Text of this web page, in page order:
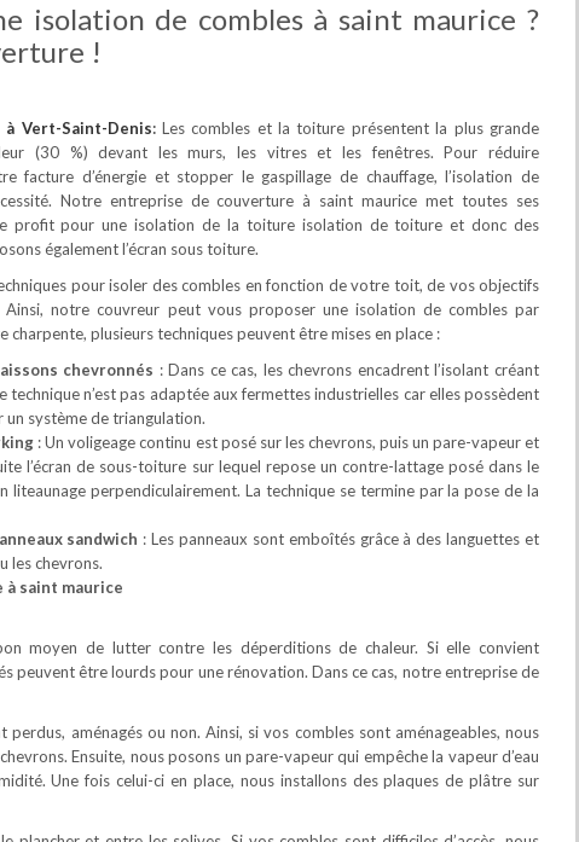
isolation de combles à saint maurice ?
!
à Vert-Saint-Denis:Les combles et la toiture présentent la plus grande
(30 %) devant les murs, les vitres et les fenêtres. Pour réduire
facture d’énergie et stopper le gaspillage de chauffage, l’isolation de
Notre entreprise de couverture à saint maurice met toutes ses
profit pour une isolation de la toiture isolation de toiture et donc des
également l’écran sous toiture.
pour isoler des combles en fonction de votre toit, de vos objectifs
notre couvreur peut vous proposer une isolation de combles par
charpente, plusieurs techniques peuvent être mises en place :
chevronnés : Dans ce cas, les chevrons encadrent l’isolant créant
technique n’est pas adaptée aux fermettes industrielles car elles possèdent
un système de triangulation.
: Un voligeage continu est posé sur les chevrons, puis un pare-vapeur et
l’écran de sous-toiture sur lequel repose un contre-lattage posé dans le
liteaunage perpendiculairement. La technique se termine par la pose de la
sandwich : Les panneaux sont emboîtés grâce à des languettes et
les chevrons.
à saint maurice
moyen de lutter contre les déperditions de chaleur. Si elle convient
peuvent être lourds pour une rénovation. Dans ce cas, notre entreprise de
aménagés ou non. Ainsi, si vos combles sont aménageables, nous
Ensuite, nous posons un pare-vapeur qui empêche la vapeur d’eau
Une fois celui-ci en place, nous installons des plaques de plâtre sur